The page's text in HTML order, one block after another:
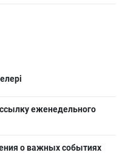
еженедельного
о важных событиях